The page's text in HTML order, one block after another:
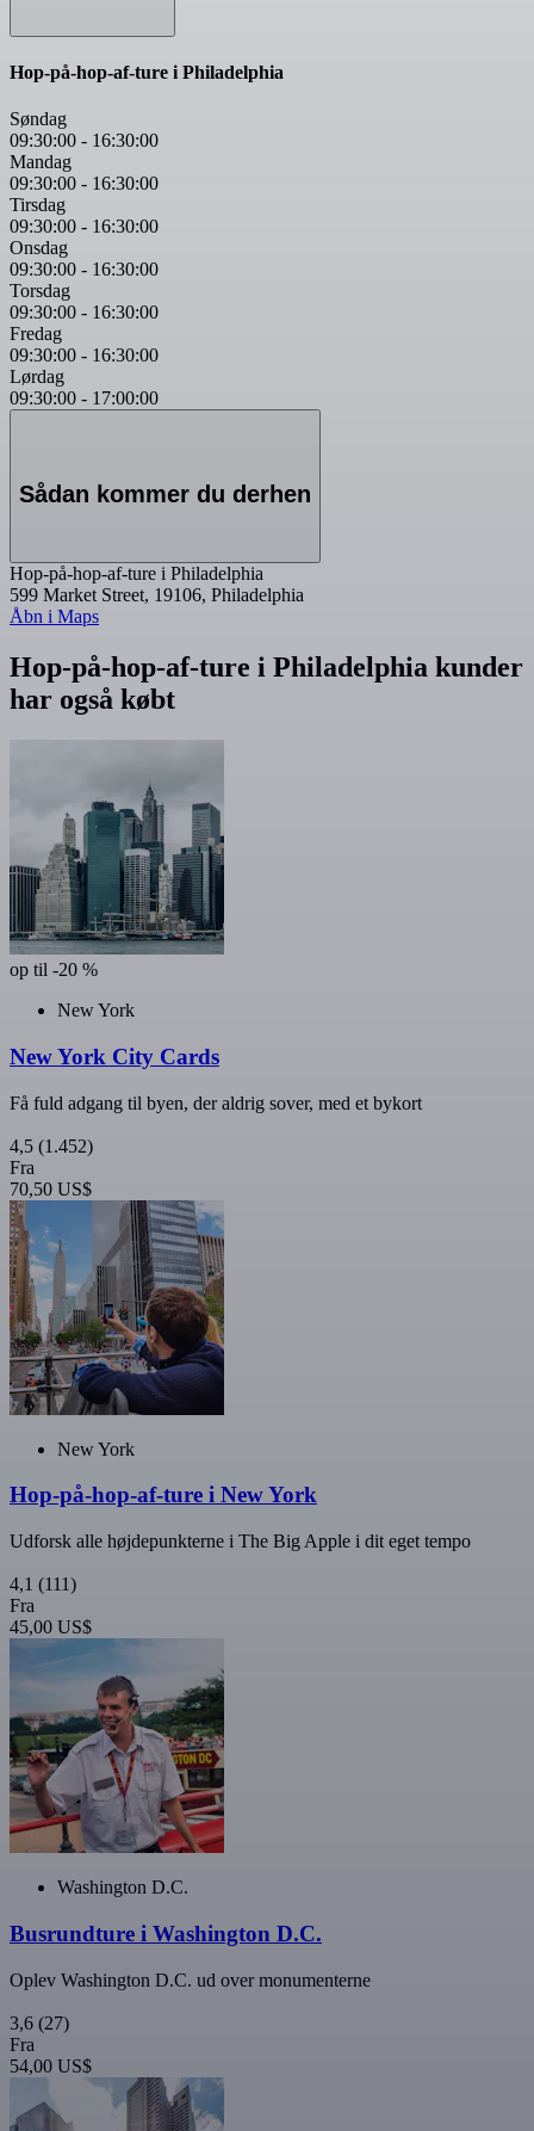
Hop-på-hop-af-ture i Philadelphia
Søndag
09:30:00 - 16:30:00
Mandag
09:30:00 - 16:30:00
Tirsdag
09:30:00 - 16:30:00
Onsdag
09:30:00 - 16:30:00
Torsdag
09:30:00 - 16:30:00
Fredag
09:30:00 - 16:30:00
Lørdag
09:30:00 - 17:00:00
Sådan kommer du derhen
Hop-på-hop-af-ture i Philadelphia
599 Market Street, 19106, Philadelphia
Åbn i Maps
Hop-på-hop-af-ture i Philadelphia kunder
har også købt
op til -20 %
New York
New York City Cards
Få fuld adgang til byen, der aldrig sover, med et bykort
4,5 (1.452)
Fra
70,50 US$
New York
Hop-på-hop-af-ture i New York
Udforsk alle højdepunkterne i The Big Apple i dit eget tempo
4,1 (111)
Fra
45,00 US$
Washington D.C.
Busrundture i Washington D.C.
Oplev Washington D.C. ud over monumenterne
3,6 (27)
Fra
54,00 US$